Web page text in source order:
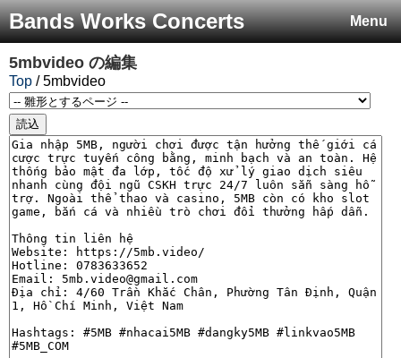
Menu
Bands Works Concerts
5mbvideo の編集
Top / 5mbvideo